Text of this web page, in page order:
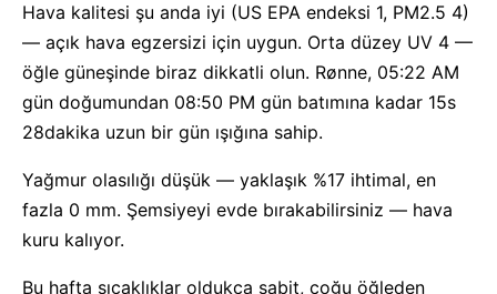
Hava kalitesi şu anda iyi (US EPA endeksi 1, PM2.5 4)
— açık hava egzersizi için uygun. Orta düzey UV 4 —
öğle güneşinde biraz dikkatli olun. Rønne, 05:22 AM
gün doğumundan 08:50 PM gün batımına kadar 15s
28dakika uzun bir gün ışığına sahip.
Yağmur olasılığı düşük — yaklaşık %17 ihtimal, en
fazla 0 mm. Şemsiyeyi evde bırakabilirsiniz — hava
kuru kalıyor.
Bu hafta sıcaklıklar oldukça sabit, çoğu öğleden